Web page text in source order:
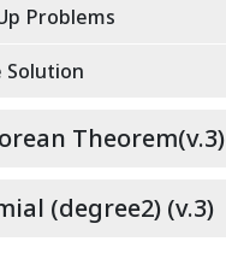
Problems
Solution
Theorem(v.3)
(degree2) (v.3)